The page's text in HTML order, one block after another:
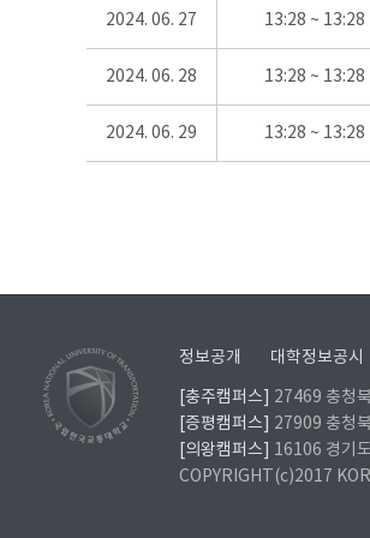
2024. 06. 27 13:28 ~ 13:28
2024. 06. 28 13:28 ~ 13:28
2024. 06. 29 13:28 ~ 13:28
정보공개 대학정보공시
[충주캠퍼스]
27469 충청
[증평캠퍼스]
27909 충청
[의왕캠퍼스]
16106 경기
COPYRIGHT(c)2017